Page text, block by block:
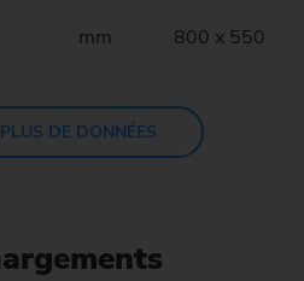
mm 800 x 550
DE DONNÉES